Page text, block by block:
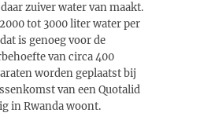
zuiver water van maakt.
tot 3000 liter water per
is genoeg voor de
van circa 400
worden geplaatst bij
van een Quotalid
in Rwanda woont.